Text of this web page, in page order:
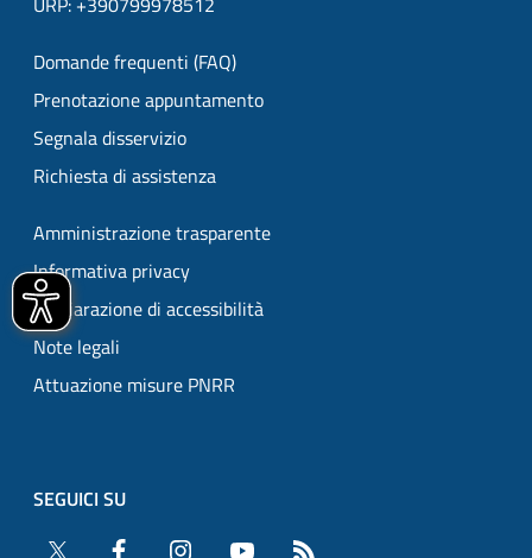
Domande frequenti (FAQ)
Prenotazione appuntamento
Segnala disservizio
Richiesta di assistenza
Amministrazione trasparente
Informativa privacy
Dichiarazione di accessibilità
Note legali
Attuazione misure PNRR
SEGUICI SU
Twitter
Facebook Instagram YouTube